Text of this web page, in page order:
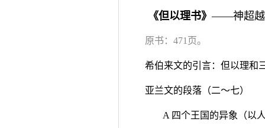
《但以理书》——神超越
原书：471页。
希伯来文的引言：但以理和
亚兰文的段落（二～七）
A 四个王国的异象（以